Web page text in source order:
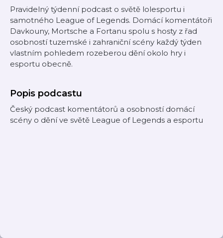
Pravidelný týdenní podcast o světě lolesportu i
samotného League of Legends. Domácí komentátoři
Davkouny, Mortsche a Fortanu spolu s hosty z řad
osobností tuzemské i zahraniční scény každý týden
vlastním pohledem rozeberou dění okolo hry i
esportu obecně.
Popis podcastu
Český podcast komentátorů a osobností domácí
scény o dění ve světě League of Legends a esportu